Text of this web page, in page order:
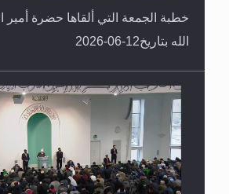
خطبة الجمعة التي ألقاها حضرة أمير
الله بتاريخ12-06-2026